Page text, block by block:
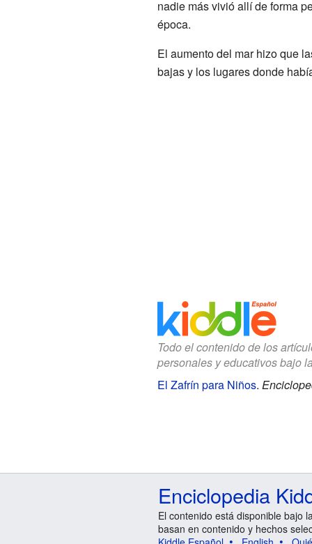
nadie más vivió allí de forma
época.
El aumento del mar hizo que
bajas y los lugares donde
Todo el contenido de los
personales y educativos bajo
El Zafrín para Niños.
Enciclopedia
El contenido está disponible bajo
basan en contenido y hechos